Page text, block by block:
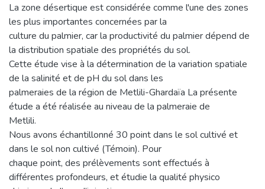
La zone désertique est considérée comme l'une des zones
les plus importantes concernées par la
culture du palmier, car la productivité du palmier dépend de
la distribution spatiale des propriétés du sol.
Cette étude vise à la détermination de la variation spatiale
de la salinité et de pH du sol dans les
palmeraies de la région de Metlili-Ghardaïa La présente
étude a été réalisée au niveau de la palmeraie de
Metlili.
Nous avons échantillonné 30 point dans le sol cultivé et
dans le sol non cultivé (Témoin). Pour
chaque point, des prélèvements sont effectués à
différentes profondeurs, et étudie la qualité physico